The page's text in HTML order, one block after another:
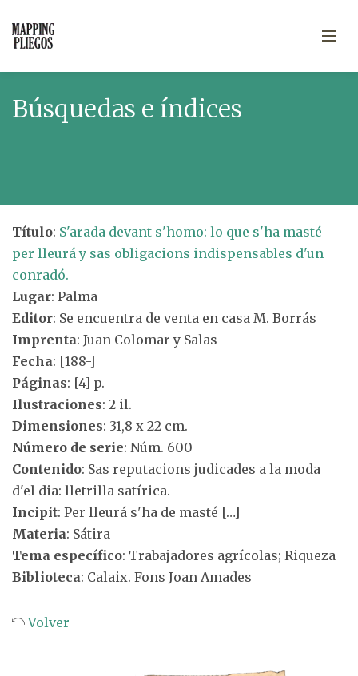
Búsquedas e índices
Título: S'arada devant s'homo: lo que s'ha masté
per lleurá y sas obligacions indispensables d'un
conradó.
Lugar: Palma
Editor: Se encuentra de venta en casa M. Borrás
Imprenta: Juan Colomar y Salas
Fecha: [188-]
Páginas: [4] p.
Ilustraciones: 2 il.
Dimensiones: 31,8 x 22 cm.
Número de serie: Núm. 600
Contenido: Sas reputacions judicades a la moda
d'el dia: lletrilla satírica.
Incipit: Per lleurá s'ha de masté […]
Materia: Sátira
Tema específico: Trabajadores agrícolas; Riqueza
Biblioteca: Calaix. Fons Joan Amades
Volver